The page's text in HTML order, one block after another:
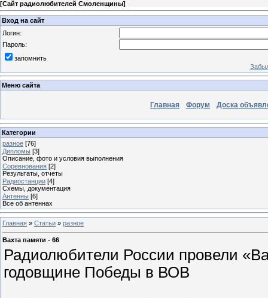
[Сайт радиолюбителей Смоленщины]
Вход на сайт
Логин:
Пароль:
запомнить
Меню сайта
Главная Форум Доска
Категории
разное [76]
Дипломы [3]
Описание, фото и условия выполнения
Соревнования [2]
Результаты, отчеты
Радиостанции [4]
Схемы, документация
Антенны [6]
Все об антеннах
Главная » Статьи » разное
Вахта памяти - 66
Радиолюбители России провели
годовщине Победы в ВОВ